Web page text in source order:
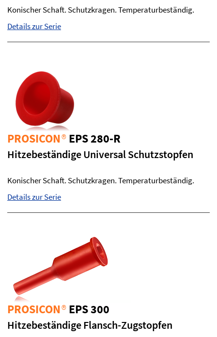
Konischer Schaft. Schutzkragen. Temperaturbeständig.
Details zur Serie
PROSICON®EPS 280-R
Hitzebeständige Universal Schutzstopfen
Konischer Schaft. Schutzkragen. Temperaturbeständig.
Details zur Serie
PROSICON®EPS 300
Hitzebeständige Flansch-Zugstopfen